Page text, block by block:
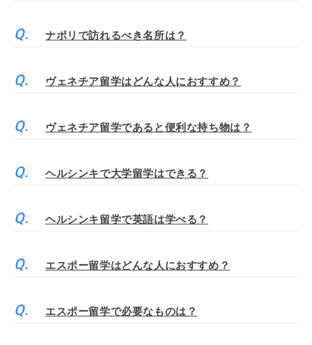
ナポリで訪れるべき名所は？
ヴェネチア留学はどんな人におすすめ？
ヴェネチア留学であると便利な持ち物は？
ヘルシンキで大学留学はできる？
ヘルシンキ留学で英語は学べる？
エスポー留学はどんな人におすすめ？
エスポー留学で必要なものは？